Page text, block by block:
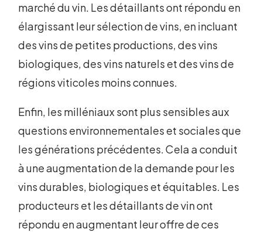
marché du vin. Les détaillants ont répondu en
élargissant leur sélection de vins, en incluant
des vins de petites productions, des vins
biologiques, des vins naturels et des vins de
régions viticoles moins connues.
Enfin, les milléniaux sont plus sensibles aux
questions environnementales et sociales que
les générations précédentes. Cela a conduit
à une augmentation de la demande pour les
vins durables, biologiques et équitables. Les
producteurs et les détaillants de vin ont
répondu en augmentant leur offre de ces